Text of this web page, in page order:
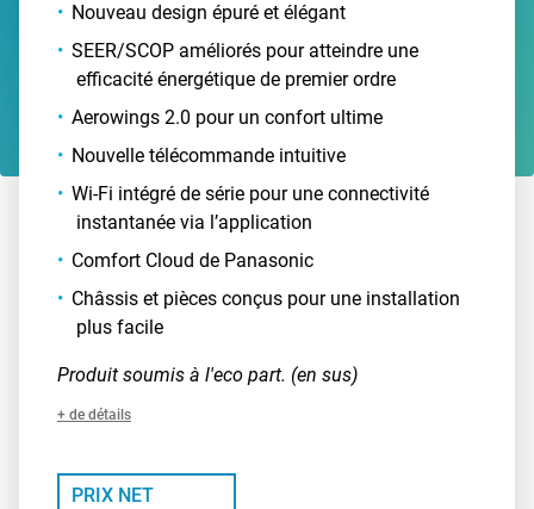
Nouveau design épuré et élégant
SEER/SCOP améliorés pour atteindre une
efficacité énergétique de premier ordre
Aerowings 2.0 pour un confort ultime
Nouvelle télécommande intuitive
Wi-Fi intégré de série pour une connectivité
instantanée via l’application
Comfort Cloud de Panasonic
Châssis et pièces conçus pour une installation
plus facile
Produit soumis à l'eco part. (en sus)
+ de détails
PRIX NET